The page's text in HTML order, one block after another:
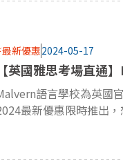
最新優惠2024-05-17
【英國雅思考場直通
最新優惠限時推出